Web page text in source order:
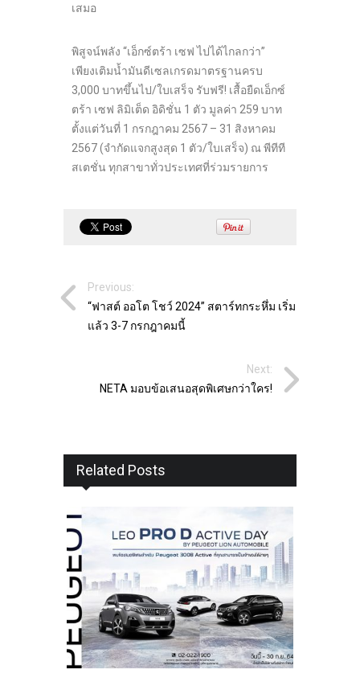
เสมอ
พิสูจน์พลัง “เอ็กซ์ตร้า เซฟ ไปได้ไกลกว่า”
เพียงเติมน้ำมันดีเซลเกรดมาตรฐานครบ
3,000 บาทขึ้นไป/ใบเสร็จ รับฟรี! เสื้อยืดเอ็กซ์
ตร้า เซฟ ลิมิเต็ด อิดิชั่น 1 ตัว มูลค่า 259 บาท
ตั้งแต่วันที่ 1 กรกฎาคม 2567 – 31 สิงหาคม
2567 (จำกัดแจกสูงสุด 1 ตัว/ใบเสร็จ) ณ พีทีที
สเตชั่น ทุกสาขาทั่วประเทศที่ร่วมรายการ
Previous:
“ฟาสต์ ออโต โชว์ 2024” สตาร์ทกระหึ่ม เริ่ม
แล้ว 3-7 กรกฎาคมนี้
Next:
NETA มอบข้อเสนอสุดพิเศษกว่าใคร!
Related Posts